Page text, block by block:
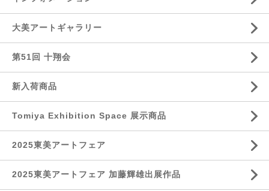
大美アートギャラリー
第51回 十翔会
新入荷商品
Tomiya Exhibition Space 展示商品
2025東美アートフェア
2025東美アートフェア 加藤輝雄出展作品